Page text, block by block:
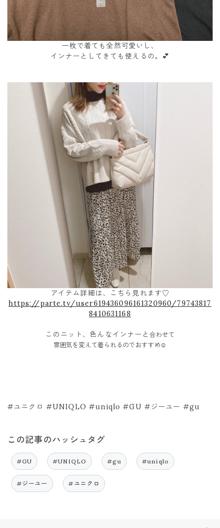
一枚で着ても全然可愛いし、
インナーとしてきても使えるの。💕
アイテム詳細は、こちら見れます♡
https://parte.tv/user619436096161320960/79743817
8410631168
このニット、色んなインナーと合わせて
雰囲気を変えて着られるのでおすすめ☺️
#ユニクロ #UNIQLO #uniqlo #GU #ジーユー #gu
この記事のハッシュタグ
#GU #UNIQLO #gu #uniqlo
#ジーユー #ユニクロ